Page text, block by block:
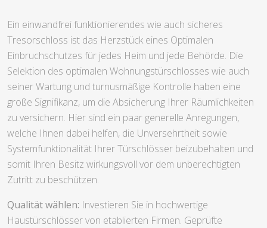
Ein einwandfrei funktionierendes wie auch sicheres
Tresorschloss ist das Herzstück eines Optimalen
Einbruchschutzes für jedes Heim und jede Behörde. Die
Selektion des optimalen Wohnungstürschlosses wie auch
seiner Wartung und turnusmäßige Kontrolle haben eine
große Signifikanz, um die Absicherung Ihrer Räumlichkeiten
zu versichern. Hier sind ein paar generelle Anregungen,
welche Ihnen dabei helfen, die Unversehrtheit sowie
Systemfunktionalität Ihrer Türschlösser beizubehalten und
somit Ihren Besitz wirkungsvoll vor dem unberechtigten
Zutritt zu beschützen.
Qualität wählen: Investieren Sie in hochwertige
Haustürschlösser von etablierten Firmen. Geprüfte